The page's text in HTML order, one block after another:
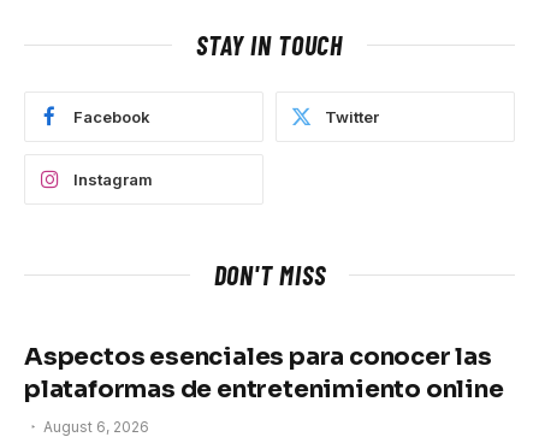
STAY IN TOUCH
Facebook Twitter
Instagram
DON'T MISS
Aspectos esenciales para conocer las
plataformas de entretenimiento online
August 6, 2026